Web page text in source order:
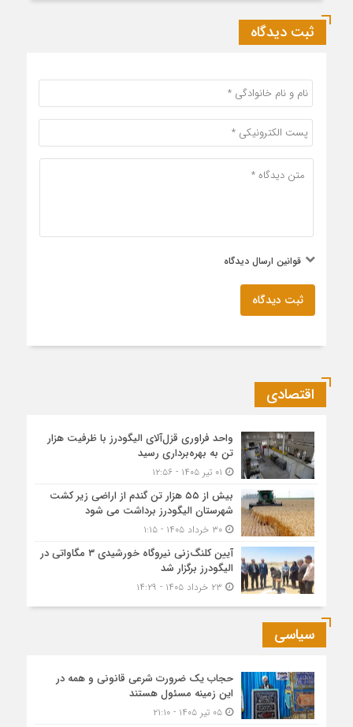
ثبت دیدگاه
قوانین ارسال دیدگاه
ثبت دیدگاه
اقتصادی
واحد فراوری قزل‌آلای الیگودرز با ظرفیت هزار
تن به بهره‌برداری رسید
بیش از ۵۵ هزار تن گندم از اراضی زیر کشت
شهرستان الیگودرز برداشت می شود
۳۰ خرداد ۱۴۰۵ - ۱:۱۵
آیین کلنگ‌زنی نیروگاه خورشیدی ۳ مگاواتی در
الیگودرز برگزار شد
سیاسی
حجاب یک ضرورت شرعی قانونی و همه در
این زمینه مسئول هستند
۰۵ تیر ۱۴۰۵ - ۲۱:۱۰